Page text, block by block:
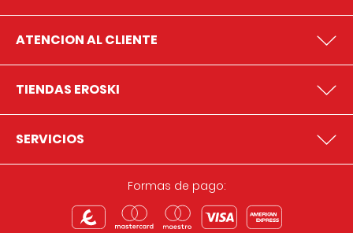
ATENCION AL CLIENTE
TIENDAS EROSKI
SERVICIOS
Formas de pago: